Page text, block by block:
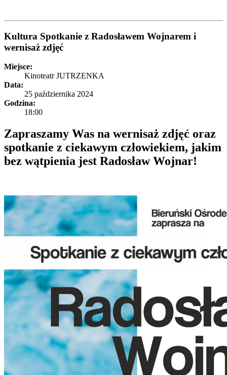
Kultura Spotkanie z Radosławem Wojnarem i
wernisaż zdjęć
Miejsce:
Kinoteatr JUTRZENKA
Data:
25 października 2024
Godzina:
18:00
Zapraszamy Was na wernisaż zdjęć oraz
spotkanie z ciekawym człowiekiem, jakim
bez wątpienia jest Radosław Wojnar!